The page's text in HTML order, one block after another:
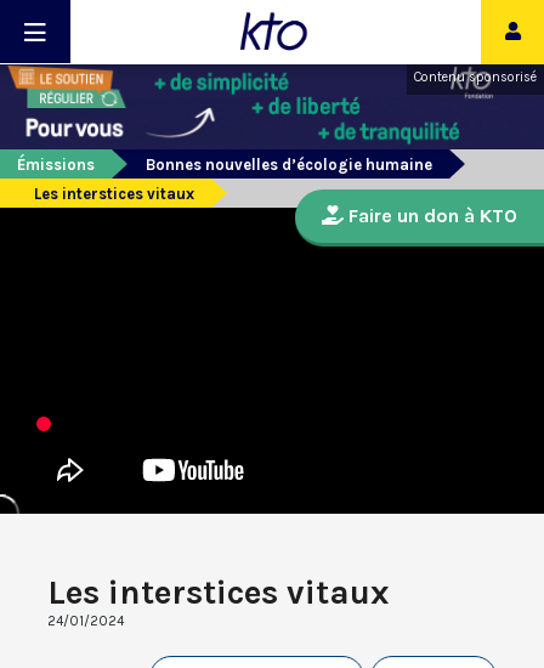
Contenu sponsorisé
Émissions
Bonnes nouvelles d’écologie humaine
Les interstices vitaux
Les interstices vitaux
24/01/2024
Faire un don à KTO